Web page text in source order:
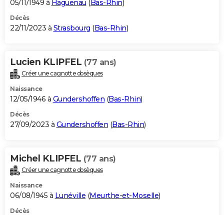
05/11/1949 à Haguenau ( Bas-Rhin)
Décès
22/11/2023 à Strasbourg (Bas-Rhin)
Lucien KLIPFEL (77 ans)
Créer une cagnotte obsèques
Naissance
12/05/1946 à Gundershoffen (Bas-Rhin)
Décès
27/09/2023 à Gundershoffen (Bas-Rhin)
Michel KLIPFEL (77 ans)
Créer une cagnotte obsèques
Naissance
06/08/1945 à Lunéville (Meurthe-et-Moselle)
Décès